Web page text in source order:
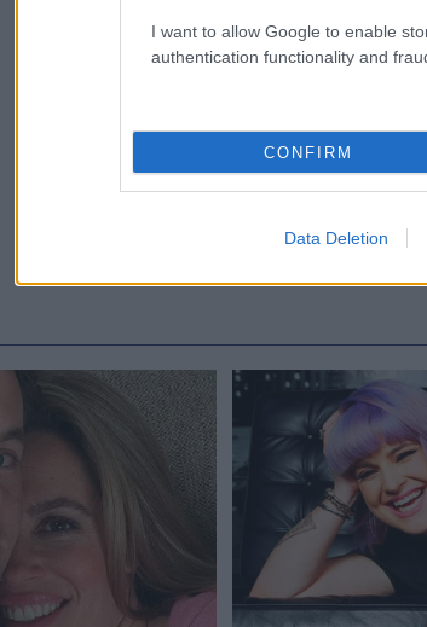
I want to allow Google to enable
authentication functionality and
CONFIRM
Data Deletion